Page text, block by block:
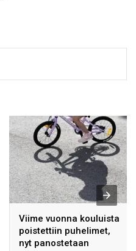
Viime vuonna kouluista
poistettiin puhelimet,
nyt panostetaan